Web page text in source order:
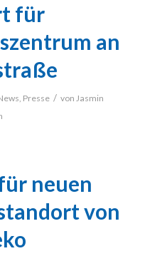
für
an
, Presse / vonJasmin
neuen
von